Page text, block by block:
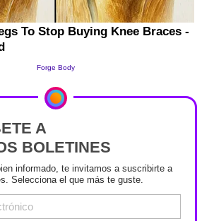
A
BOLETINES
informado, te invitamos a suscribirte a
Selecciona el que más te guste.